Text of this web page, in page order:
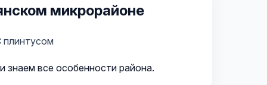
микрорайоне
плинтусом
знаем все особенности района.